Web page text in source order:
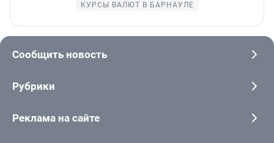
КУРСЫ ВАЛЮТ В БАРНАУЛЕ
Сообщить новость
Рубрики
Реклама на сайте